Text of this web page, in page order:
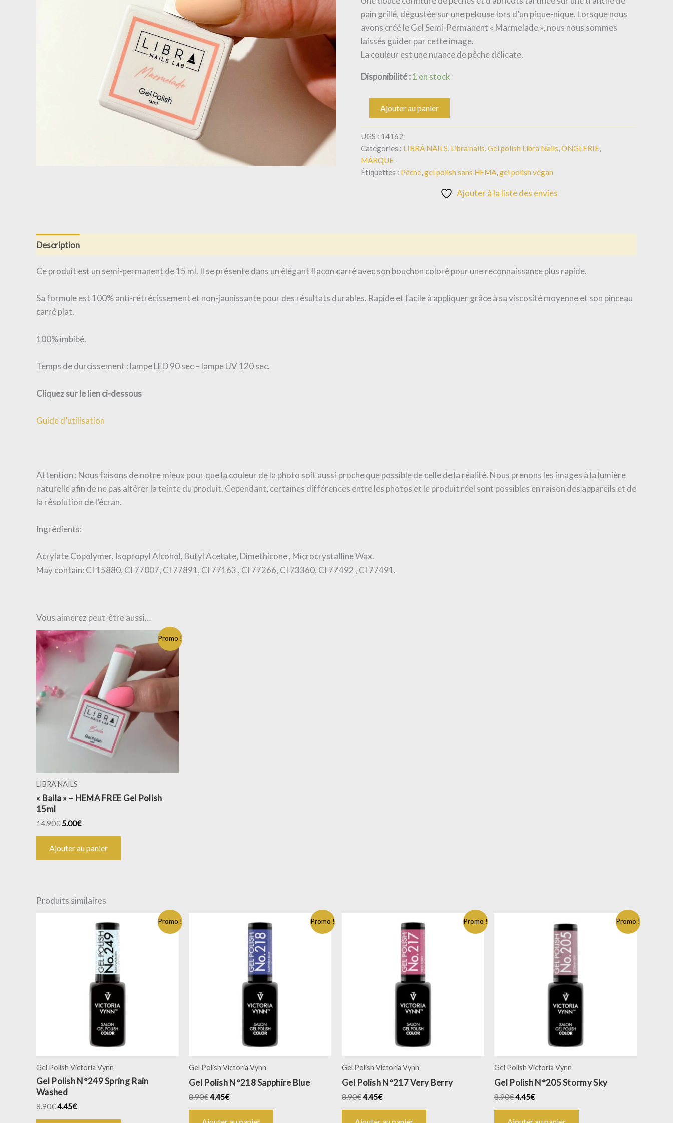
pain grillé, dégustée sur une pelouse lors d’un pique-nique. Lorsque nous
avons créé le Gel Semi-Permanent « Marmelade », nous nous sommes
laissés guider par cette image.
La couleur est une nuance de pêche délicate.
Disponibilité :1 en stock
Ajouter au panier
UGS : 14162
Catégories : LIBRA NAILS, Libra nails,Gel polish Libra Nails,ONGLERIE,
MARQUE
Étiquettes : Pêche,gel polish sans HEMA,gel polish végan
Ajouter à la liste des envies
Description
Ce produit est un semi-permanent de 15 ml. Il se présente dans un élégant flacon carré avec son bouchon coloré pour une reconnaissance plus rapide.
Sa formule est 100% anti-rétrécissement et non-jaunissante pour des résultats durables. Rapide et facile à appliquer grâce à sa viscosité moyenne et son pinceau
carré plat.
100% imbibé.
Temps de durcissement : lampe LED 90 sec – lampe UV 120 sec.
Cliquez sur le lien ci-dessous
Guide d’utilisation
Attention : Nous faisons de notre mieux pour que la couleur de la photo soit aussi proche que possible de celle de la réalité. Nous prenons les images à la lumière
naturelle afin de ne pas altérer la teinte du produit. Cependant, certaines différences entre les photos et le produit réel sont possibles en raison des appareils et de
la résolution de l’écran.
Ingrédients:
Acrylate Copolymer, Isopropyl Alcohol, Butyl Acetate, Dimethicone , Microcrystalline Wax.
May contain: CI 15880, CI 77007, CI 77891, CI 77163 , CI 77266, CI 73360, CI 77492 , CI 77491.
Vous aimerez peut-être aussi…
Promo !
LIBRA NAILS
« Baila » – HEMA FREE Gel Polish
15ml
14.90€ 5.00€
Ajouter au panier
Produits similaires
Promo !
Gel Polish Victoria Vynn
Gel Polish N°249 Spring Rain
Washed
8.90€4.45€
Promo !
Gel Polish Victoria Vynn
Gel Polish N°218 Sapphire Blue
8.90€4.45€
Promo !
Gel Polish Victoria Vynn
Gel Polish N°217 Very Berry
8.90€4.45€
Promo !
Gel Polish Victoria Vynn
Gel Polish N°205 Stormy Sky
8.90€4.45€